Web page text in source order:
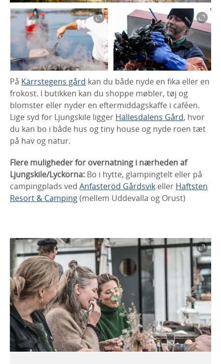
På Kärrstegens gård kan du både nyde en fika eller en
frokost. I butikken kan du shoppe møbler, tøj og
blomster eller nyder en eftermiddagskaffe i caféen.
Lige syd for Ljungskile ligger Hällesdalens Gård, hvor
du kan bo i både hus og tiny house og nyde roen tæt
på hav og natur.
Flere muligheder for overnatning i nærheden af ​​
Ljungskile/Lyckorna: Bo i hytte, glampingtelt eller på
campingplads ved Anfasteröd Gårdsvik eller Haftsten
Resort & Camping(mellem Uddevalla og Orust)